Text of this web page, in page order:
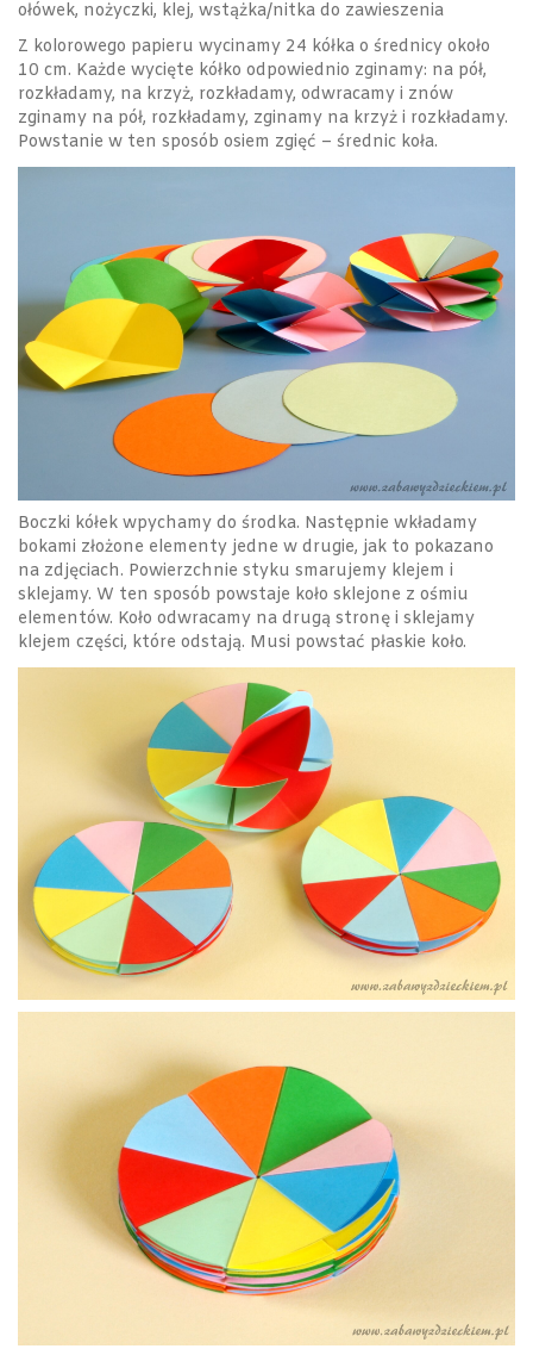
ołówek, nożyczki, klej, wstążka/nitka do zawieszenia
Z kolorowego papieru wycinamy 24 kółka o średnicy około
10 cm. Każde wycięte kółko odpowiednio zginamy: na pół,
rozkładamy, na krzyż, rozkładamy, odwracamy i znów
zginamy na pół, rozkładamy, zginamy na krzyż i rozkładamy.
Powstanie w ten sposób osiem zgięć – średnic koła.
Boczki kółek wpychamy do środka. Następnie wkładamy
bokami złożone elementy jedne w drugie, jak to pokazano
na zdjęciach. Powierzchnie styku smarujemy klejem i
sklejamy. W ten sposób powstaje koło sklejone z ośmiu
elementów. Koło odwracamy na drugą stronę i sklejamy
klejem części, które odstają. Musi powstać płaskie koło.